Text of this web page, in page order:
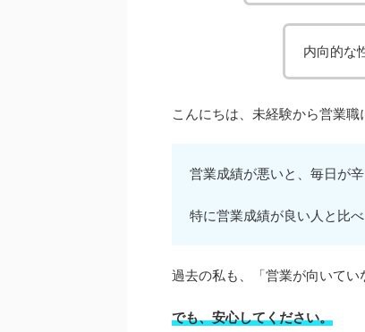
内向的な
こんにちは、未経験から営業
営業成績が悪いと、毎日が辛
特に営業成績が良い人と比
過去の私も、「営業が向いてい
でも、安心してください。